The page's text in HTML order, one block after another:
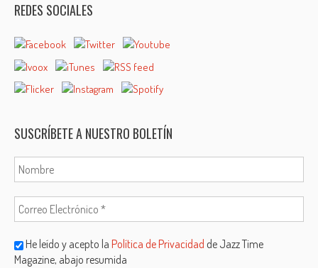
REDES SOCIALES
SUSCRÍBETE A NUESTRO BOLETÍN
He leído y acepto laPolítica de Privacidad de Jazz Time
Magazine, abajo resumida